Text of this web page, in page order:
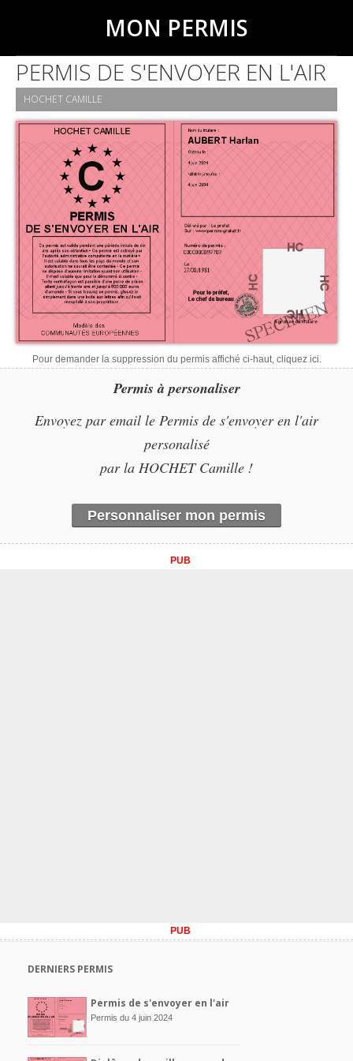
MON PERMIS
PERMIS DE S'ENVOYER EN L'AIR
HOCHET CAMILLE
Pour demander la suppression du permis affiché ci-haut, cliquez ici.
Permis à personaliser
Envoyez par email le Permis de s'envoyer en l'air
personalisé
par la HOCHET Camille !
Personnaliser mon permis
PUB
PUB
DERNIERS PERMIS
Permis de s'envoyer en l'air
Permis du 4 juin 2024